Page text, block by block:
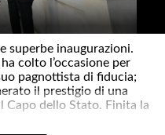
superbe inaugurazioni.
colto l’occasione per
pagnottista di fiducia;
il prestigio di una
Capo dello Stato. Finita la